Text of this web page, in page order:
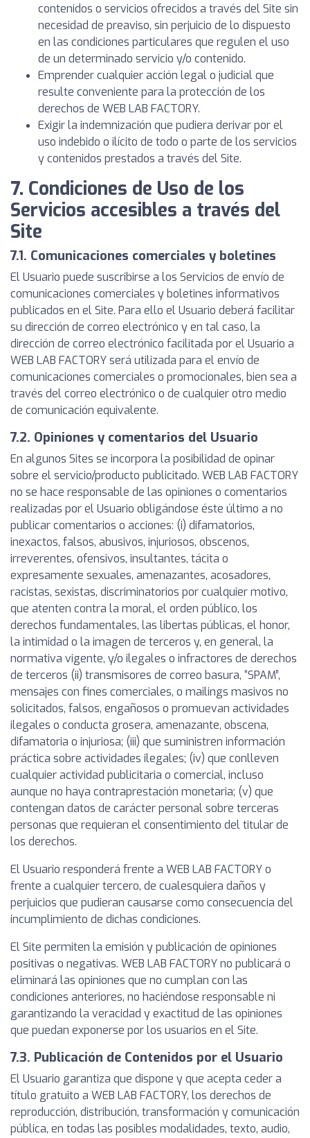
contenidos o servicios ofrecidos a través del Site sin
necesidad de preaviso, sin perjuicio de lo dispuesto
en las condiciones particulares que regulen el uso
de un determinado servicio y/o contenido.
Emprender cualquier acción legal o judicial que
resulte conveniente para la protección de los
derechos de WEB LAB FACTORY.
Exigir la indemnización que pudiera derivar por el
uso indebido o ilícito de todo o parte de los servicios
y contenidos prestados a través del Site.
7. Condiciones de Uso de los
Servicios accesibles a través del
Site
7.1. Comunicaciones comerciales y boletines
El Usuario puede suscribirse a los Servicios de envío de
comunicaciones comerciales y boletines informativos
publicados en el Site. Para ello el Usuario deberá facilitar
su dirección de correo electrónico y en tal caso, la
dirección de correo electrónico facilitada por el Usuario a
WEB LAB FACTORY será utilizada para el envío de
comunicaciones comerciales o promocionales, bien sea a
través del correo electrónico o de cualquier otro medio
de comunicación equivalente.
7.2. Opiniones y comentarios del Usuario
En algunos Sites se incorpora la posibilidad de opinar
sobre el servicio/producto publicitado. WEB LAB FACTORY
no se hace responsable de las opiniones o comentarios
realizadas por el Usuario obligándose éste último a no
publicar comentarios o acciones: (i) difamatorios,
inexactos, falsos, abusivos, injuriosos, obscenos,
irreverentes, ofensivos, insultantes, tácita o
expresamente sexuales, amenazantes, acosadores,
racistas, sexistas, discriminatorios por cualquier motivo,
que atenten contra la moral, el orden público, los
derechos fundamentales, las libertas públicas, el honor,
la intimidad o la imagen de terceros y, en general, la
normativa vigente, y/o ilegales o infractores de derechos
de terceros (ii) transmisores de correo basura, “SPAM”,
mensajes con fines comerciales, o mailings masivos no
solicitados, falsos, engañosos o promuevan actividades
ilegales o conducta grosera, amenazante, obscena,
difamatoria o injuriosa; (iii) que suministren información
práctica sobre actividades ilegales; (iv) que conlleven
cualquier actividad publicitaria o comercial, incluso
aunque no haya contraprestación monetaria; (v) que
contengan datos de carácter personal sobre terceras
personas que requieran el consentimiento del titular de
los derechos.
El Usuario responderá frente a WEB LAB FACTORY o
frente a cualquier tercero, de cualesquiera daños y
perjuicios que pudieran causarse como consecuencia del
incumplimiento de dichas condiciones.
El Site permiten la emisión y publicación de opiniones
positivas o negativas. WEB LAB FACTORY no publicará o
eliminará las opiniones que no cumplan con las
condiciones anteriores, no haciéndose responsable ni
garantizando la veracidad y exactitud de las opiniones
que puedan exponerse por los usuarios en el Site.
7.3. Publicación de Contenidos por el Usuario
El Usuario garantiza que dispone y que acepta ceder a
título gratuito a WEB LAB FACTORY, los derechos de
reproducción, distribución, transformación y comunicación
pública, en todas las posibles modalidades, texto, audio,